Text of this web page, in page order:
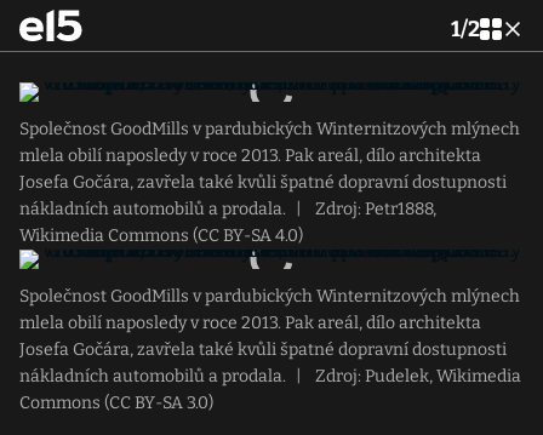
1/2
Společnost GoodMills v pardubických Winternitzových mlýnech
mlela obilí naposledy v roce 2013. Pak areál, dílo architekta
Josefa Gočára, zavřela také kvůli špatné dopravní dostupnosti
nákladních automobilů a prodala.
Zdroj: Petr1888,
Wikimedia Commons (CC BY-SA 4.0)
Společnost GoodMills v pardubických Winternitzových mlýnech
mlela obilí naposledy v roce 2013. Pak areál, dílo architekta
Josefa Gočára, zavřela také kvůli špatné dopravní dostupnosti
nákladních automobilů a prodala.
Zdroj: Pudelek, Wikimedia
Commons (CC BY-SA 3.0)